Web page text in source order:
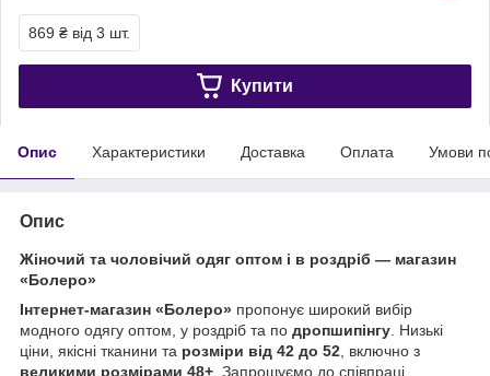
869 ₴ від 3 шт.
Купити
Опис Характеристики Доставка Оплата Умови
Опис
Жіночий та чоловічий одяг оптом і в роздріб — магазин
«Болеро»
Інтернет-магазин «Болеро» пропонує широкий вибір
модного одягу оптом, у роздріб та по дропшипінгу . Низькі
ціни, якісні тканини та розміри від 42 до 52 , включно з
великими розмірами 48+ . Запрошуємо до співпраці